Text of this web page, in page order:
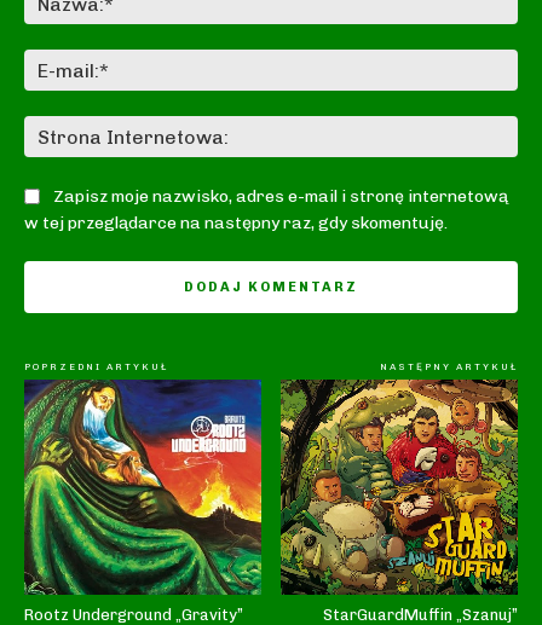
Zapisz moje nazwisko, adres e-mail i stronę internetową
w tej przeglądarce na następny raz, gdy skomentuję.
POPRZEDNI ARTYKUŁ
Rootz Underground „Gravity”
NASTĘPNY ARTYKUŁ
StarGuardMuffin „Szanuj”